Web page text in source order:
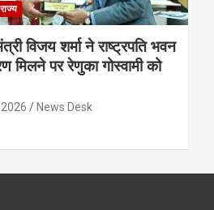
राज्य
विजय शर्मा ने राष्ट्रपति भवन
पर रेणुका गोस्वामी को
News Desk